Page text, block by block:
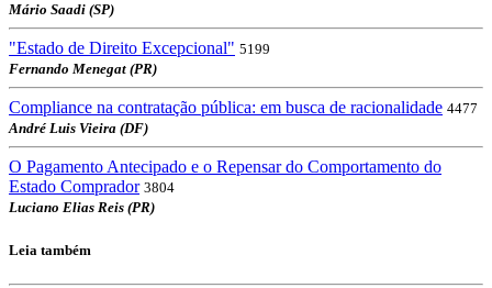
Mário Saadi (SP)
"Estado de Direito Excepcional" 5199
Fernando Menegat (PR)
Compliance na contratação pública: em busca de racionalidade 4477
André Luis Vieira (DF)
O Pagamento Antecipado e o Repensar do Comportamento do
Estado Comprador 3804
Luciano Elias Reis (PR)
Leia também